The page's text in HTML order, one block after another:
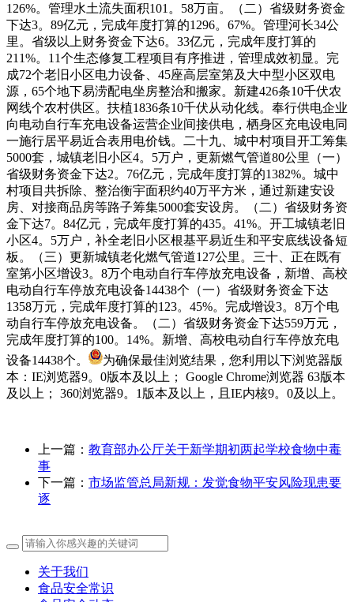
126%。管理水土流失面积101。58万亩。（二）省级财务资金
下达3。89亿元，完成年度打算的1296。67%。管理河长34公
里。省级以上财务资金下达6。33亿元，完成年度打算的
211%。11个生态修复工程项目有序推进，管理成效初显。完
成72个老旧小区电力设备、45座高层室第及大中型小区双电
源，65个地下易涝配电坐房整治和搬家。新建426条10千伏农
网线个农村供区。扶植1836条10千伏从动化线。奉行供电企业
向电动自行车充电设备运营企业间接供电，栖身区充电设电同
一施行居平易近合表用电价钱。二十九、城中村项目开工筹集
5000套，城镇老旧小区4。5万户，更新燃气管道80公里（一）
省级财务资金下达2。76亿元，完成年度打算的1382%。城中
村项目共拆除、整治衡宇面积约40万平方米，通过新建安设
房、对接商品房等路子筹集5000套安设房。（二）省级财务资
金下达7。84亿元，完成年度打算的435。41%。开工城镇老旧
小区4。5万户，补全老旧小区根基平易近生和平安底线设备短
板。（三）更新城镇老化燃气管道127公里。三十、正在既有
室第小区增设3。8万个电动自行车停放充电设备，新增、高校
电动自行车停放充电设备14438个（一）省级财务资金下达
1358万元，完成年度打算的123。45%。完成增设3。8万个电
动自行车停放充电设备。（二）省级财务资金下达559万元，
完成年度打算的100。14%。新增、高校电动自行车停放充电
设备14438个。
为确保最佳浏览结果，您利用以下浏览器版
本：IE浏览器9。0版本及以上； Google Chrome浏览器 63版本
及以上； 360浏览器9。1版本及以上，且IE内核9。0及以上。
上一篇： 教育部办公厅关于新学期初两起学校食物中毒
事
下一篇： 市场监管总局新规：发觉食物平安风险现患要
逐
关于我们
食品安全常识